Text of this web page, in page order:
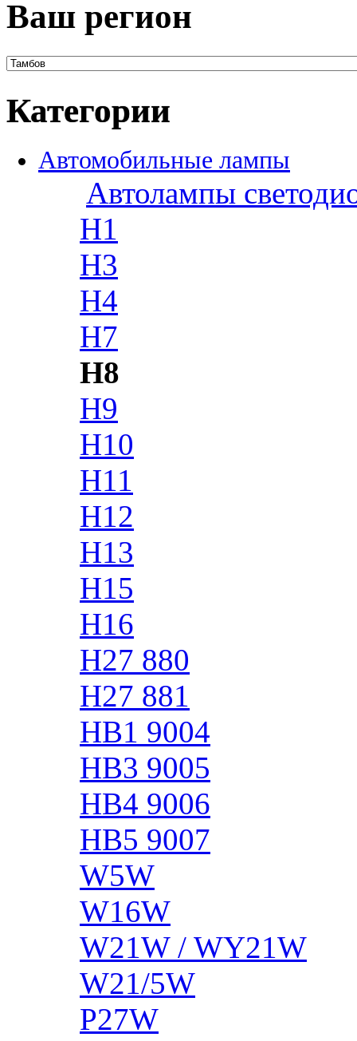
Ваш регион
Категории
Автомобильные лампы
Автолампы
H1
H3
H4
H7
H8
H9
H10
H11
H12
H13
H15
H16
H27 880
H27 881
HB1 9004
HB3 9005
HB4 9006
HB5 9007
W5W
W16W
W21W / WY21W
W21/5W
P27W